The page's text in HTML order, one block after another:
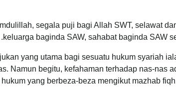
segala puji bagi Allah SWT, selawat
keluarga baginda SAW, sahabat baginda SAW
yang utama bagi sesuatu hukum syariah
Namun begitu, kefahaman terhadap nas-nas
hukum yang berbeza-beza mengikut mazhab